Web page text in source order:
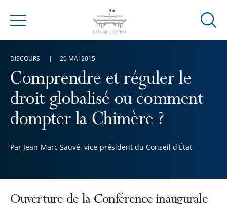
Menu
Ouvrir
Comprendre et réguler le
droit globalisé ou comment
dompter la Chimère ?
Par Jean-Marc Sauvé, vice-président du Conseil d'État
DISCOURS 20 MAI 2015
Ouverture de la Conférence inaugurale